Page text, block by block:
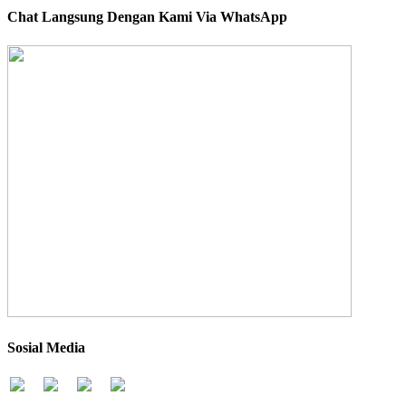
Chat Langsung Dengan Kami Via WhatsApp
Sosial Media